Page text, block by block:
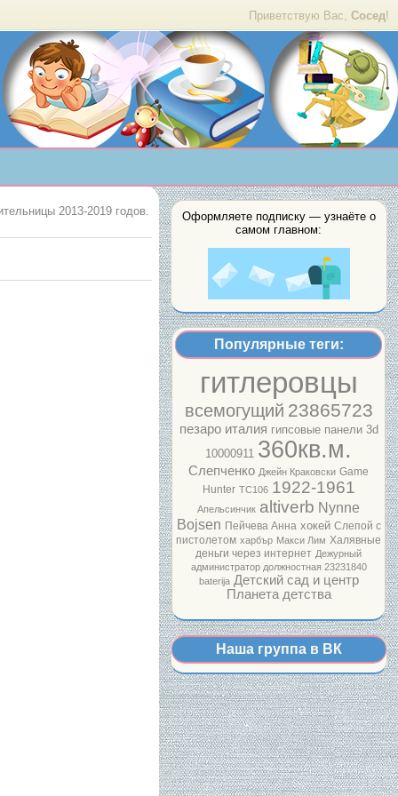
Приветствую Вас, Сосед!
Оформляете подписку — узнаёте о
самом главном:
Популярные теги:
гитлеровцы
всемогущий 23865723
пезаро италия гипсовые панели 3d
10000911 360кв.м.
Слепченко Джейн Краковски Game
Hunter ТС106 1922-1961
Апельсинчик altiverb Nynne
Bojsen Пейчева Анна хокей Слепой с
пистолетом харбър Макси Лим Халявные
деньги через интернет Дежурный
администратор должностная 23231840
baterija Детский сад и центр
Планета детства
Наша группа в ВК
2013-2019 годов.